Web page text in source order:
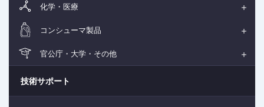
化学・医療
コンシューマ製品
官公庁・大学・その他
技術サポート